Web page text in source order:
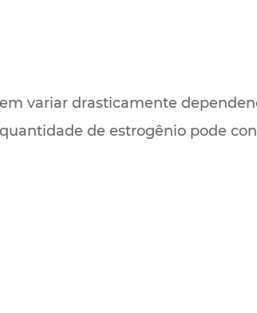
variar drasticamente
de estrogênio pode